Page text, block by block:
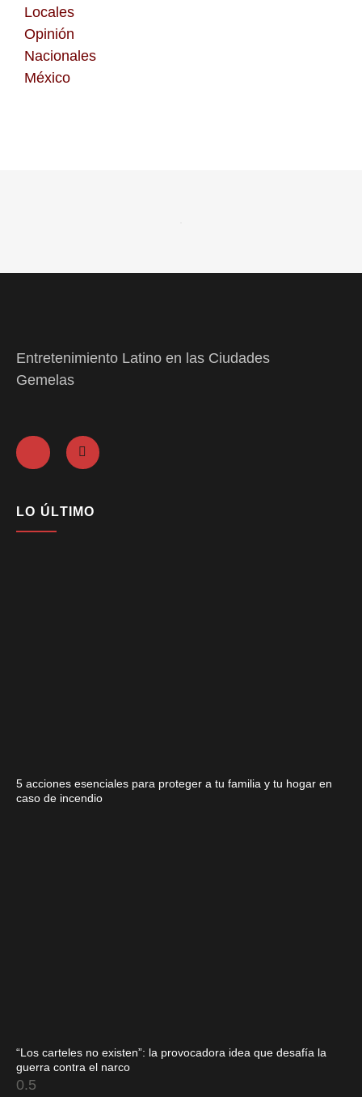
Locales
Opinión
Nacionales
México
Entretenimiento Latino en las Ciudades
Gemelas
LO ÚLTIMO
5 acciones esenciales para proteger a tu familia y tu hogar en
caso de incendio
“Los carteles no existen”: la provocadora idea que desafía la
guerra contra el narco